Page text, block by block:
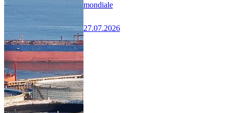
mondiale
27.07.2026